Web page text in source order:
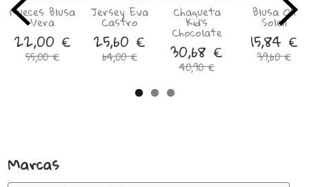
Marcas
Nueces Blusa
Vera
22,00 €
55,00 €
Jersey Eva
Castro
25,60 €
64,00 €
Chaqueta
Kid’s
Chocolate
30,68 €
40,90 €
Blusa Oh
Soleil
15,84 €
39,60 €